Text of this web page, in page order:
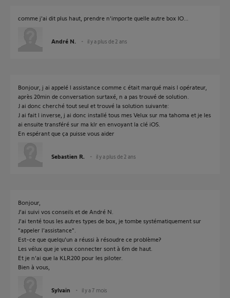
comme j'ai dit plus haut, prendre n'importe quelle autre box IO...
André N. il y a plus de 2 ans
Bonjour, j ai appelé l assistance comme c était marqué mais l opérateur,
après 20min de conversation surtaxé, n a pas trouvé de solution.
J ai donc cherché tout seul et trouvé la solution suivante:
J ai fait l inverse, j ai donc installé tous mes Velux sur ma tahoma et je les
ai ensuite transféré sur ma klr en envoyant la clé iOS.
En espérant que ça puisse vous aider
Sebastien R. il y a plus de 2 ans
Bonjour,
J'ai suivi vos conseils et de André N.
J'ai tenté tous les autres types de box, je tombe systématiquement sur
"appeler l'assistance".
Est-ce que quelqu'un a réussi à résoudre ce problème?
Les vélux que je veux connecter sont à 6m de haut.
Et je n'ai que la KLR200 pour les piloter.
Bien à vous,
Sylvain il y a 7 mois